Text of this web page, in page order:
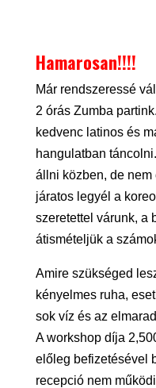
Hamarosan!!!!
Már rendszeressé
2 órás Zumba
kedvenc latinos és
hangulatban
állni közben, de
járatos legyél a
szeretettel várunk, a
átismételjük a
Amire szükséged
kényelmes ruha,
sok víz és az
A workshop díja
előleg befizetésével
recepció nem